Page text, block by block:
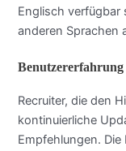
Englisch verfügbar
anderen Sprachen
Recruiter, die den
kontinuierliche
Empfehlungen. Die